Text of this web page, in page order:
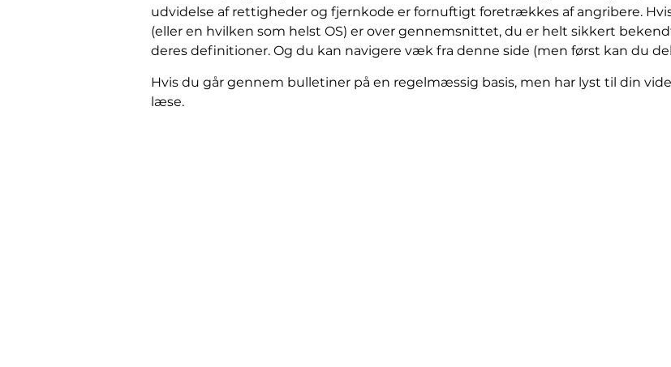
udvidelse af rettigheder og fjernkode er fornuftigt foretrækkes af angribere.
(eller en hvilken som helst OS) er over gennemsnittet, du er helt sikkert
deres definitioner. Og du kan navigere væk fra denne side (men først kan du
Hvis du går gennem bulletiner på en regelmæssig basis, men har lyst til din
læse.